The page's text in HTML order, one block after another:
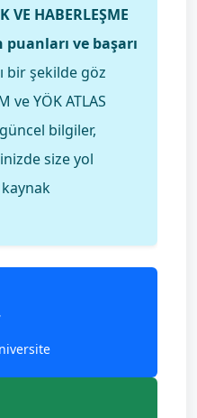
VE HABERLEŞME
ve başarı
bir şekilde göz
ve YÖK ATLAS
bilgiler,
size yol